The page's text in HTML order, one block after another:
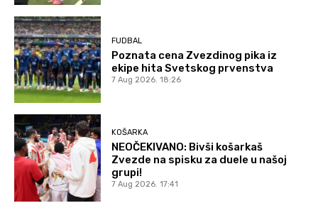
FUDBAL
Poznata cena Zvezdinog pika iz
ekipe hita Svetskog prvenstva
7 Aug 2026. 18:26
KOŠARKA
NEOČEKIVANO: Bivši košarkaš
Zvezde na spisku za duele u našoj
grupi!
7 Aug 2026. 17:41